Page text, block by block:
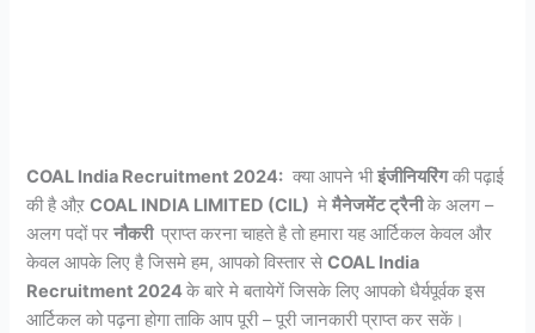
COAL India Recruitment 2024: क्या आपने भीइंजीनियरिंगकी पढ़ाई
की है औऱCOAL INDIA LIMITED (CIL) मेमैनेजमेंट ट्रैनीके अलग –
अलग पदों परनौकरी प्राप्त करना चाहते है तो हमारा यह आर्टिकल केवल और
केवल आपके लिए है जिसमे हम, आपको विस्तार सेCOAL India
Recruitment 2024के बारे मे बतायेगें जिसके लिए आपको धैर्यपूर्वक इस
आर्टिकल को पढ़ना होगा ताकि आप पूरी – पूरी जानकारी प्राप्त कर सकें।